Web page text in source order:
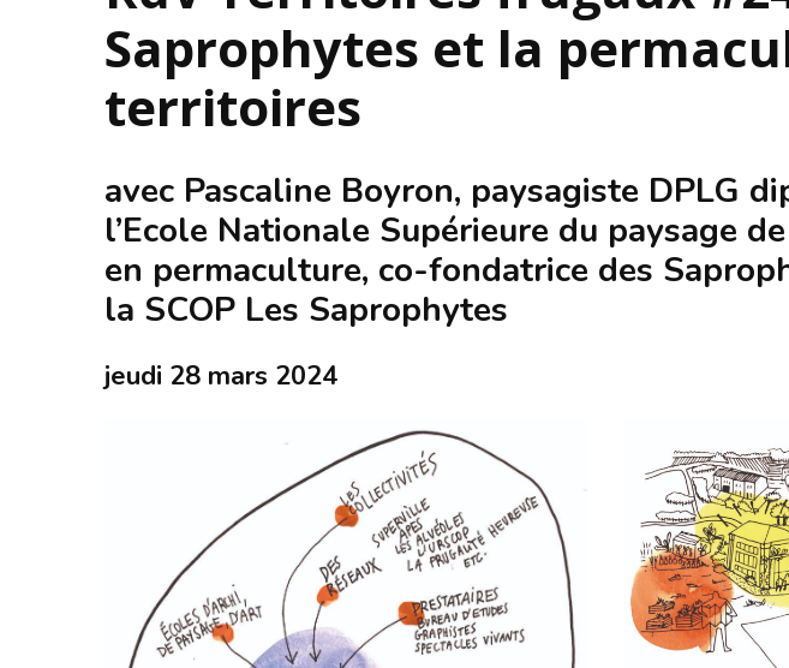
Saprophytes et la
territoires
avec Pascaline Boyron, paysagiste DPLG
l’Ecole Nationale Supérieure du paysage
en permaculture, co-fondatrice des
la SCOP Les Saprophytes
jeudi 28 mars 2024